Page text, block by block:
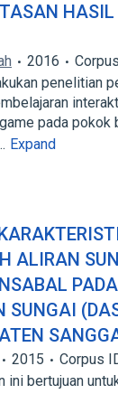
2016
penelitian
pada pokok
Expand
ALIRAN
SUNGAI
2015
Corpus
ini bertujuan